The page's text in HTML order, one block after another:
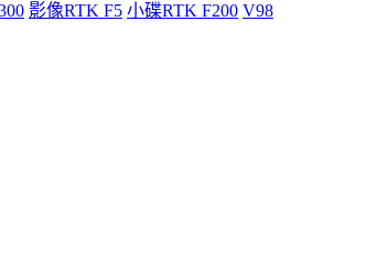
影像RTK F5 小碟RTK F200 V98